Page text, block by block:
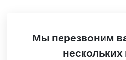
Мы перезвоним
нескольких